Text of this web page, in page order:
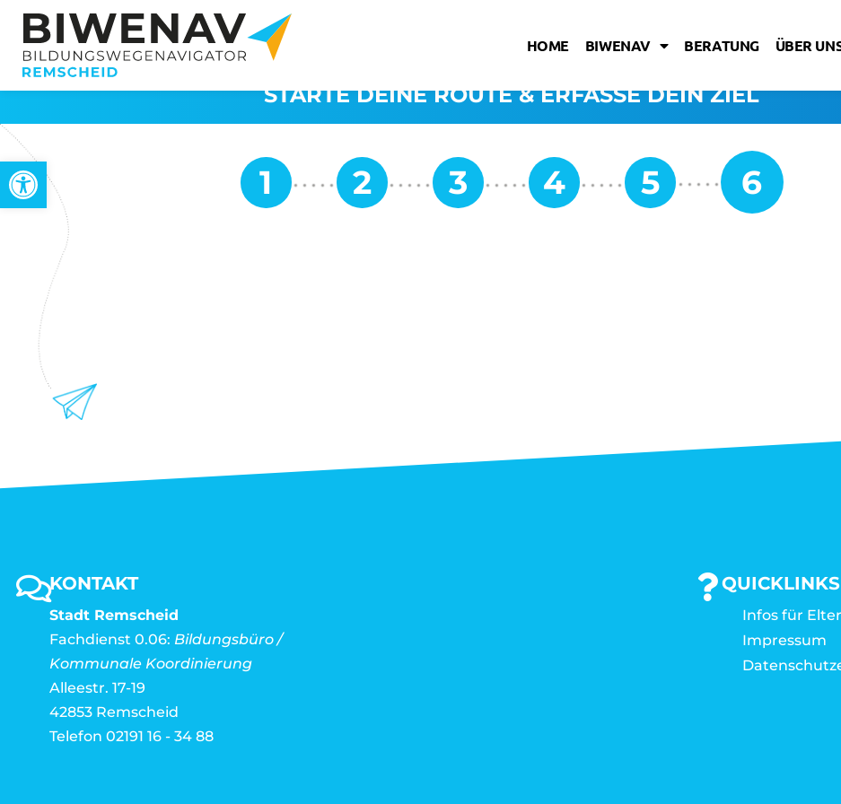
Werkzeugleiste öffnen
HOME BIWENAV BERATUNG ÜBER
STARTE DEINE ROUTE & ERFASSE DEIN ZIEL
KONTAKT
Stadt Remscheid
Fachdienst 0.06: Bildungsbüro /
Kommunale Koordinierung
Alleestr. 17-19
42853 Remscheid
Telefon 02191 16 - 34 88
QUICKLINKS
Infos für
Impressum